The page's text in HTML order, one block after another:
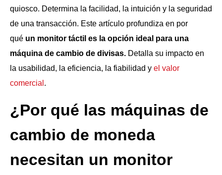
quiosco. Determina la facilidad, la intuición y la seguridad
de una transacción. Este artículo profundiza en por
qué un monitor táctil es la opción ideal para una
máquina de cambio de divisas. Detalla su impacto en
la usabilidad, la eficiencia, la fiabilidad y el valor
comercial .
¿Por qué las máquinas de
cambio de moneda
necesitan un monitor